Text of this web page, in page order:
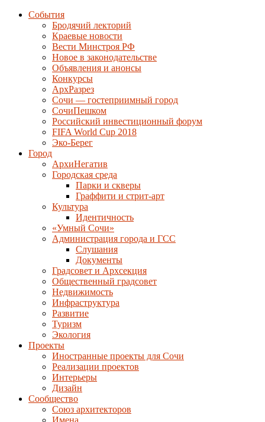
События
Бродячий лекторий
Краевые новости
Вести Минстроя РФ
Новое в законодательстве
Объявления и анонсы
Конкурсы
АрхРазрез
Сочи — гостеприимный город
СочиПешком
Российский инвестиционный форум
FIFA World Cup 2018
Эко-Берег
Город
АрхиНегатив
Городская среда
Парки и скверы
Граффити и стрит-арт
Культура
Идентичность
«Умный Сочи»
Администрация города и ГСС
Слушания
Документы
Градсовет и Архсекция
Общественный градсовет
Недвижимость
Инфраструктура
Развитие
Туризм
Экология
Проекты
Иностранные проекты для Сочи
Реализации проектов
Интерьеры
Дизайн
Сообщество
Союз архитекторов
Имена